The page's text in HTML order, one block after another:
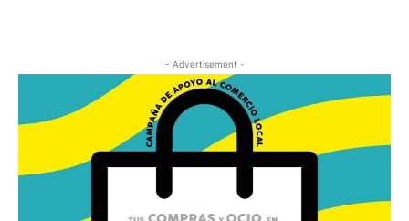
- Advertisement -